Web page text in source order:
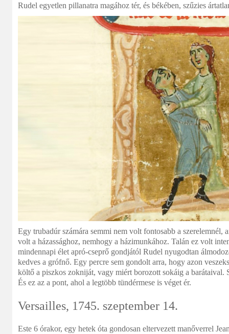
Rudel egyetlen pillanatra magához tér, és békében, szűzies
Egy trubadúr számára semmi nem volt fontosabb a szerelemnél,
volt a házassághoz, nemhogy a házimunkához. Talán ez volt
mindennapi élet apró-cseprő gondjától Rudel nyugodtan
kedves a grófnő. Egy percre sem gondolt arra, hogy azon
költő a piszkos zokniját, vagy miért borozott sokáig a barátaival.
És ez az a pont, ahol a legtöbb tündérmese is véget ér.
Versailles, 1745. szeptember 14.
Este 6 órakor, egy hetek óta gondosan eltervezett manőverrel